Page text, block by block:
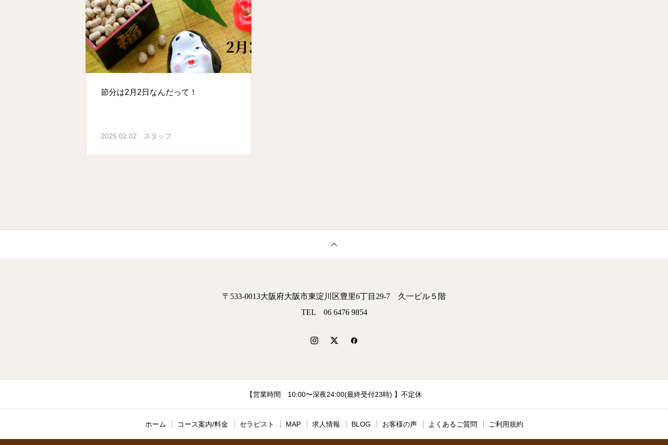
節分は2月2日なんだって！
2025.02.02 スタッフ
〒533-0013大阪府大阪市東淀川区豊里6丁目29-7 久一ビル５階
TEL 06 6476 9854
【営業時間 10:00〜深夜24:00(最終受付23時) 】不定休
ホーム コース案内/料金 セラピスト MAP 求人情報 BLOG お客様の声 よくあるご質問 ご利用規約